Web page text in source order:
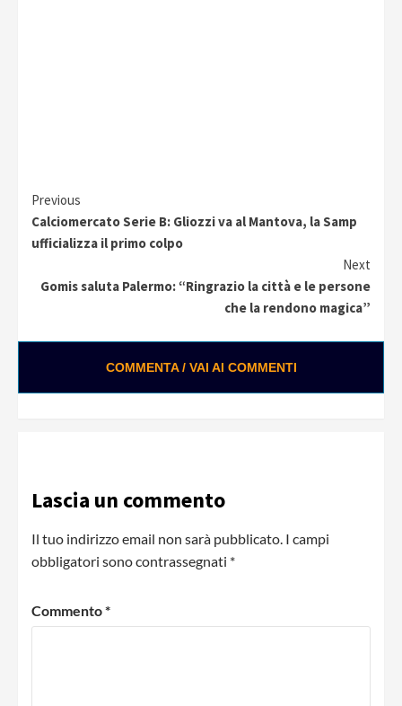
Continue
Reading
Previous
Calciomercato Serie B: Gliozzi va al Mantova, la Samp
ufficializza il primo colpo
Next
Gomis saluta Palermo: “Ringrazio la città e le persone
che la rendono magica”
COMMENTA / VAI AI COMMENTI
Lascia un commento
Il tuo indirizzo email non sarà pubblicato. I campi
obbligatori sono contrassegnati *
Commento*